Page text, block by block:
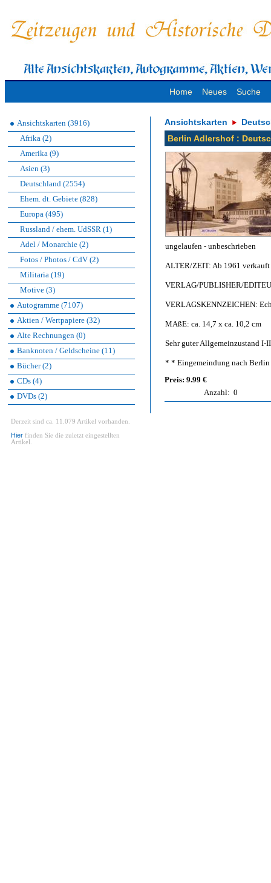
Home Neues Suche
Ansichtskarten (3916)
Afrika (2)
Amerika (9)
Asien (3)
Deutschland (2554)
Ehem. dt. Gebiete (828)
Europa (495)
Russland / ehem. UdSSR (1)
Adel / Monarchie (2)
Fotos / Photos / CdV (2)
Militaria (19)
Motive (3)
Autogramme (7107)
Aktien / Wertpapiere (32)
Alte Rechnungen (0)
Banknoten / Geldscheine (11)
Bücher (2)
CDs (4)
DVDs (2)
Derzeit sind ca. 11.079 Artikel vorhanden.
Hier finden Sie die zuletzt eingestellten
Artikel.
Ansichtskarten
Berlin Adlershof :
ungelaufen - unbeschrieben
ALTER/ZEIT: Ab 1961 verkauft
VERLAG/PUBLISHER/
VERLAGSKENNZEICHEN:
MAßE: ca. 14,7 x ca. 10,2 cm
Sehr guter Allgemeinzustand
* * Eingemeindung nach
Preis: 9.99 €
Anzahl: 0